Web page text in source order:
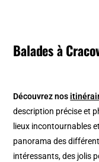
Balades à
Découvrez nos
description précise et
lieux incontournables
panorama des
intéressants, des jolis